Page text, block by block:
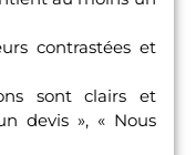
contrastées et
sont clairs et
devis », « Nous